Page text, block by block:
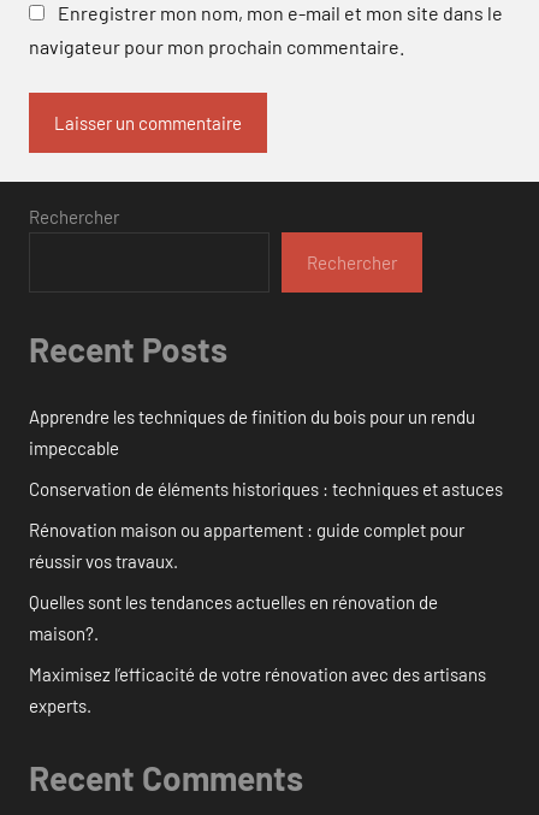
Enregistrer mon nom, mon e-mail et mon site dans le
navigateur pour mon prochain commentaire.
Rechercher
Rechercher
Recent Posts
Apprendre les techniques de finition du bois pour un rendu
impeccable
Conservation de éléments historiques : techniques et astuces
Rénovation maison ou appartement : guide complet pour
réussir vos travaux.
Quelles sont les tendances actuelles en rénovation de
maison?.
Maximisez l’efficacité de votre rénovation avec des artisans
experts.
Recent Comments